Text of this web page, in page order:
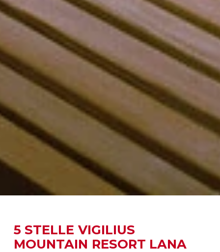
5 STELLE VIGILIUS
MOUNTAIN RESORT LANA